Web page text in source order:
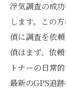
浮気調査の成
します。この
偵に調査を依
偵はまず、依
トナーの日常
最新のGPS追